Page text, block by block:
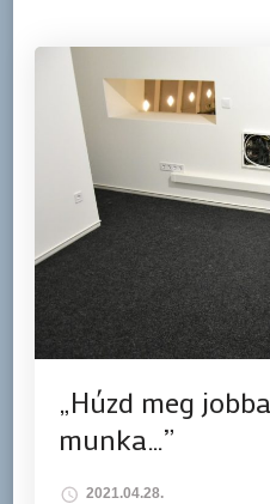
„Húzd meg
munka…”
2021.04.28.